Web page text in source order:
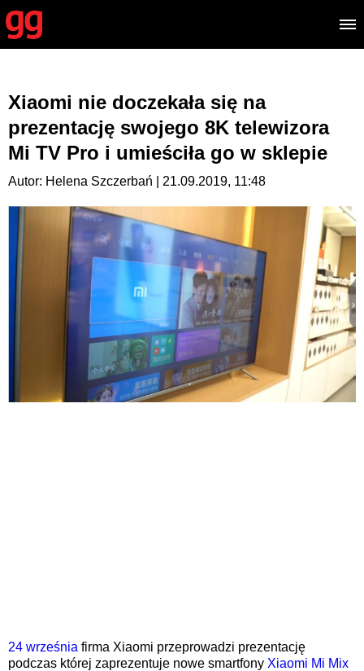
Xiaomi nie doczekała się na
prezentację swojego 8K telewizora
Mi TV Pro i umieściła go w sklepie
Autor: Helena Szczerbań | 21.09.2019, 11:48
24 września firma Xiaomi przeprowadzi prezentację
podczas której zaprezentuje nowe smartfony Xiaomi Mi Mix